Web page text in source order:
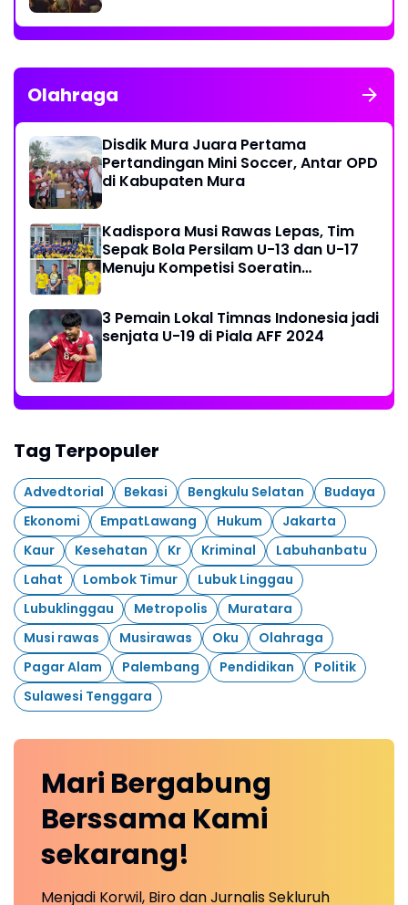
Olahraga
Disdik Mura Juara Pertama
Pertandingan Mini Soccer, Antar OPD
di Kabupaten Mura
Kadispora Musi Rawas Lepas, Tim
Sepak Bola Persilam U-13 dan U-17
Menuju Kompetisi Soeratin
3 Pemain Lokal Timnas Indonesia jadi
senjata U-19 di Piala AFF 2024
Tag Terpopuler
Advedtorial Bekasi Bengkulu Selatan
Budaya
Ekonomi
EmpatLawang Hukum
Jakarta
Kaur
Kesehatan Kr Kriminal
Labuhanbatu
Lahat
Lombok Timur
Lubuk Linggau
Lubuklinggau
Metropolis
Muratara
Musi rawas
Musirawas Oku
Olahraga
Pagar Alam
Palembang Pendidikan
Politik
Sulawesi Tenggara
Mari Bergabung
Berssama Kami
sekarang!
Menjadi Korwil, Biro dan Jurnalis Sekluruh